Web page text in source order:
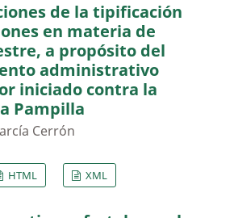
de la tipificación
en materia de
a propósito del
administrativo
iniciado contra la
Pampilla
Cerrón
HTML XML